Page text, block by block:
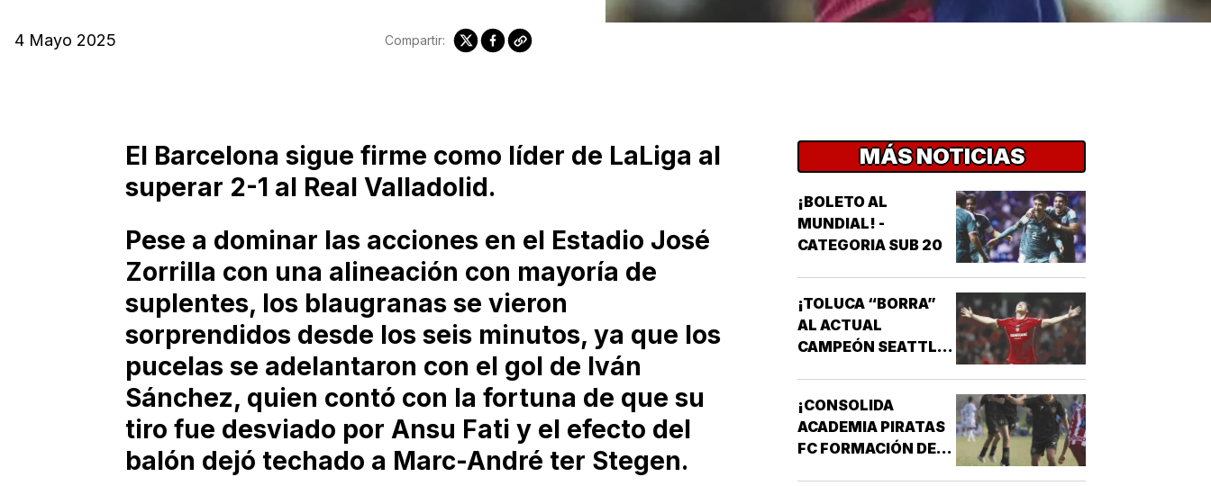
4 Mayo 2025 Compartir:
El Barcelona sigue firme como líder de LaLiga al
superar 2-1 al Real Valladolid.
Pese a dominar las acciones en el Estadio José
Zorrilla con una alineación con mayoría de
suplentes, los blaugranas se vieron
sorprendidos desde los seis minutos, ya que los
pucelas se adelantaron con el gol de Iván
Sánchez, quien contó con la fortuna de que su
tiro fue desviado por Ansu Fati y el efecto del
balón dejó techado a Marc-André ter Stegen.
MÁS NOTICIAS
¡BOLETO AL
MUNDIAL! -
CATEGORIA SUB 20
¡TOLUCA “BORRA”
AL ACTUAL
CAMPEÓN SEATTLE
¡CONSOLIDA
ACADEMIA PIRATAS
FC FORMACIÓN DE